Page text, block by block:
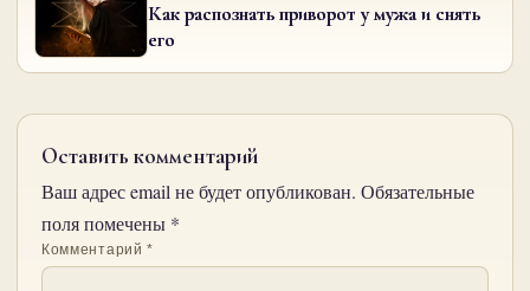
Как распознать приворот у мужа и снять
его
Оставить комментарий
Ваш адрес email не будет опубликован. Обязательные
поля помечены *
Комментарий*